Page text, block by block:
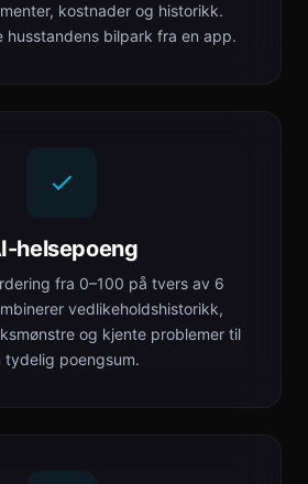
kostnader og historikk.
husstandens bilpark fra en app.
helsepoeng
fra 0–100 på tvers av 6
vedlikeholdshistorikk,
og kjente problemer til
tydelig poengsum.